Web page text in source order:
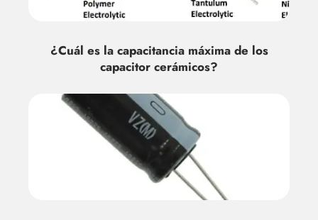
¿Cuál es la capacitancia máxima de los
capacitor cerámicos?